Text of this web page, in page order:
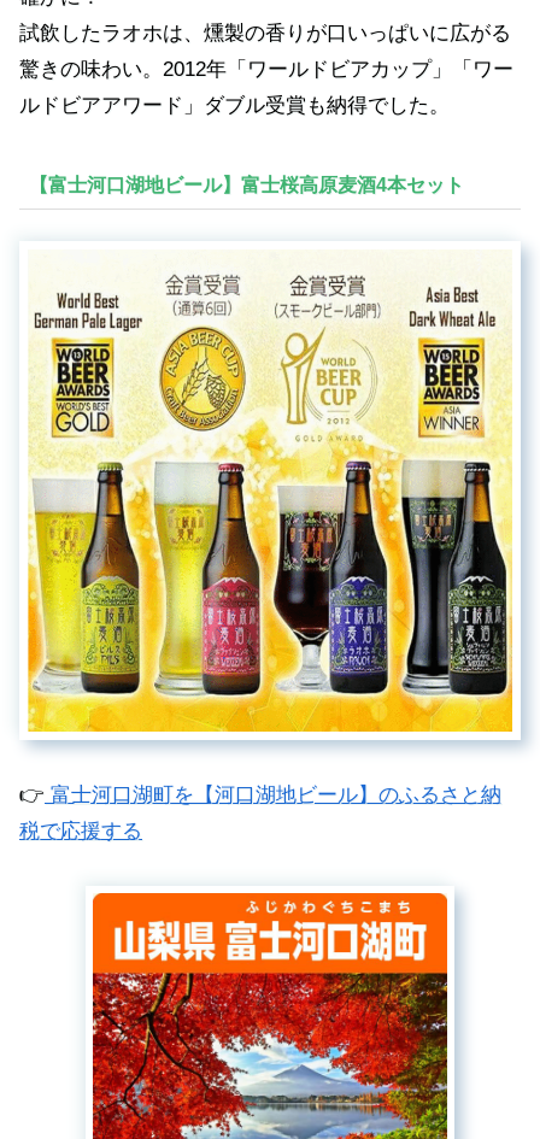
試飲したラオホは、燻製の香りが口いっぱいに広がる
驚きの味わい。2012年「ワールドビアカップ」「ワー
ルドビアアワード」ダブル受賞も納得でした。
【富士河口湖地ビール】富士桜高原麦酒4本セット
👉 富士河口湖町を【河口湖地ビール】のふるさと納
税で応援する